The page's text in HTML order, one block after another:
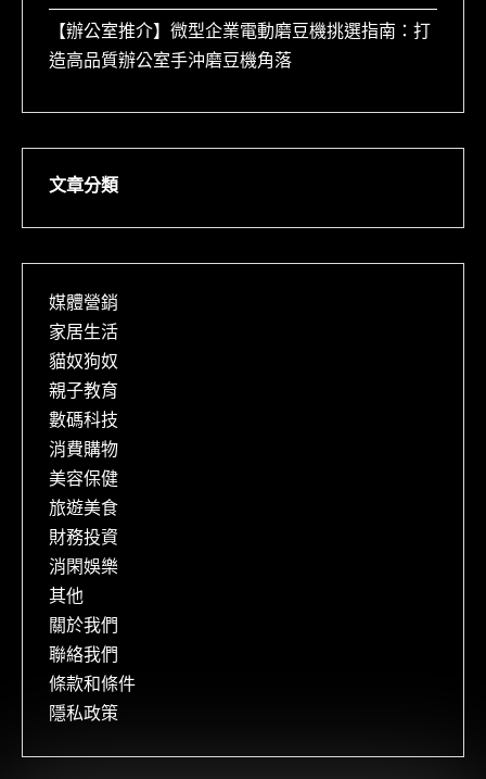
【辦公室推介】微型企業電動磨豆機挑選指南：打
造高品質辦公室手沖磨豆機角落
文章分類
媒體營銷
家居生活
貓奴狗奴
親子教育
數碼科技
消費購物
美容保健
旅遊美食
財務投資
消閑娛樂
其他
關於我們
聯絡我們
條款和條件
隱私政策